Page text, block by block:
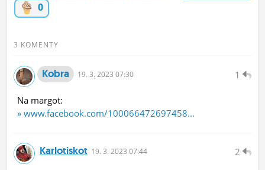
0
3 KOMENTY
1
Kobra 19. 3. 2023 07:30
Na margot:
» www.facebook.com/100066472697458...
2
Karlotiskot 19. 3. 2023 07:44